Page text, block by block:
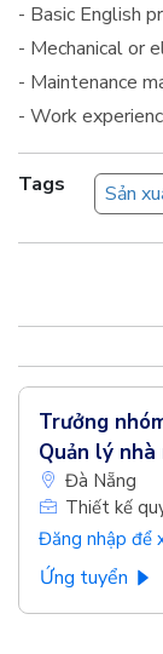
- Basic English
- Mechanical or
- Maintenance
- Work
Tags Sản
Trưởng
Quản lý nhà
Đà Nẵng
Thiết kế
Đăng nhập để
Ứng tuyển